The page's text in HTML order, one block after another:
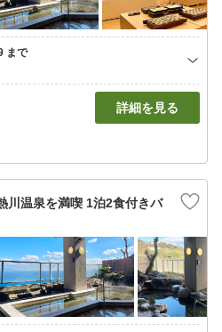
詳細を見る
川温泉を満喫 1泊2食付きバ